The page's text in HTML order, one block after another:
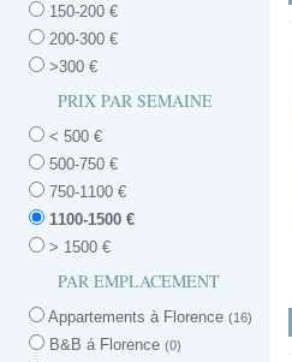
150-200 €
200-300 €
>300 €
PRIX PAR SEMAINE
< 500 €
500-750 €
750-1100 €
1100-1500 €
> 1500 €
PAR EMPLACEMENT
Appartements à Florence (16)
B&B á Florence (0)